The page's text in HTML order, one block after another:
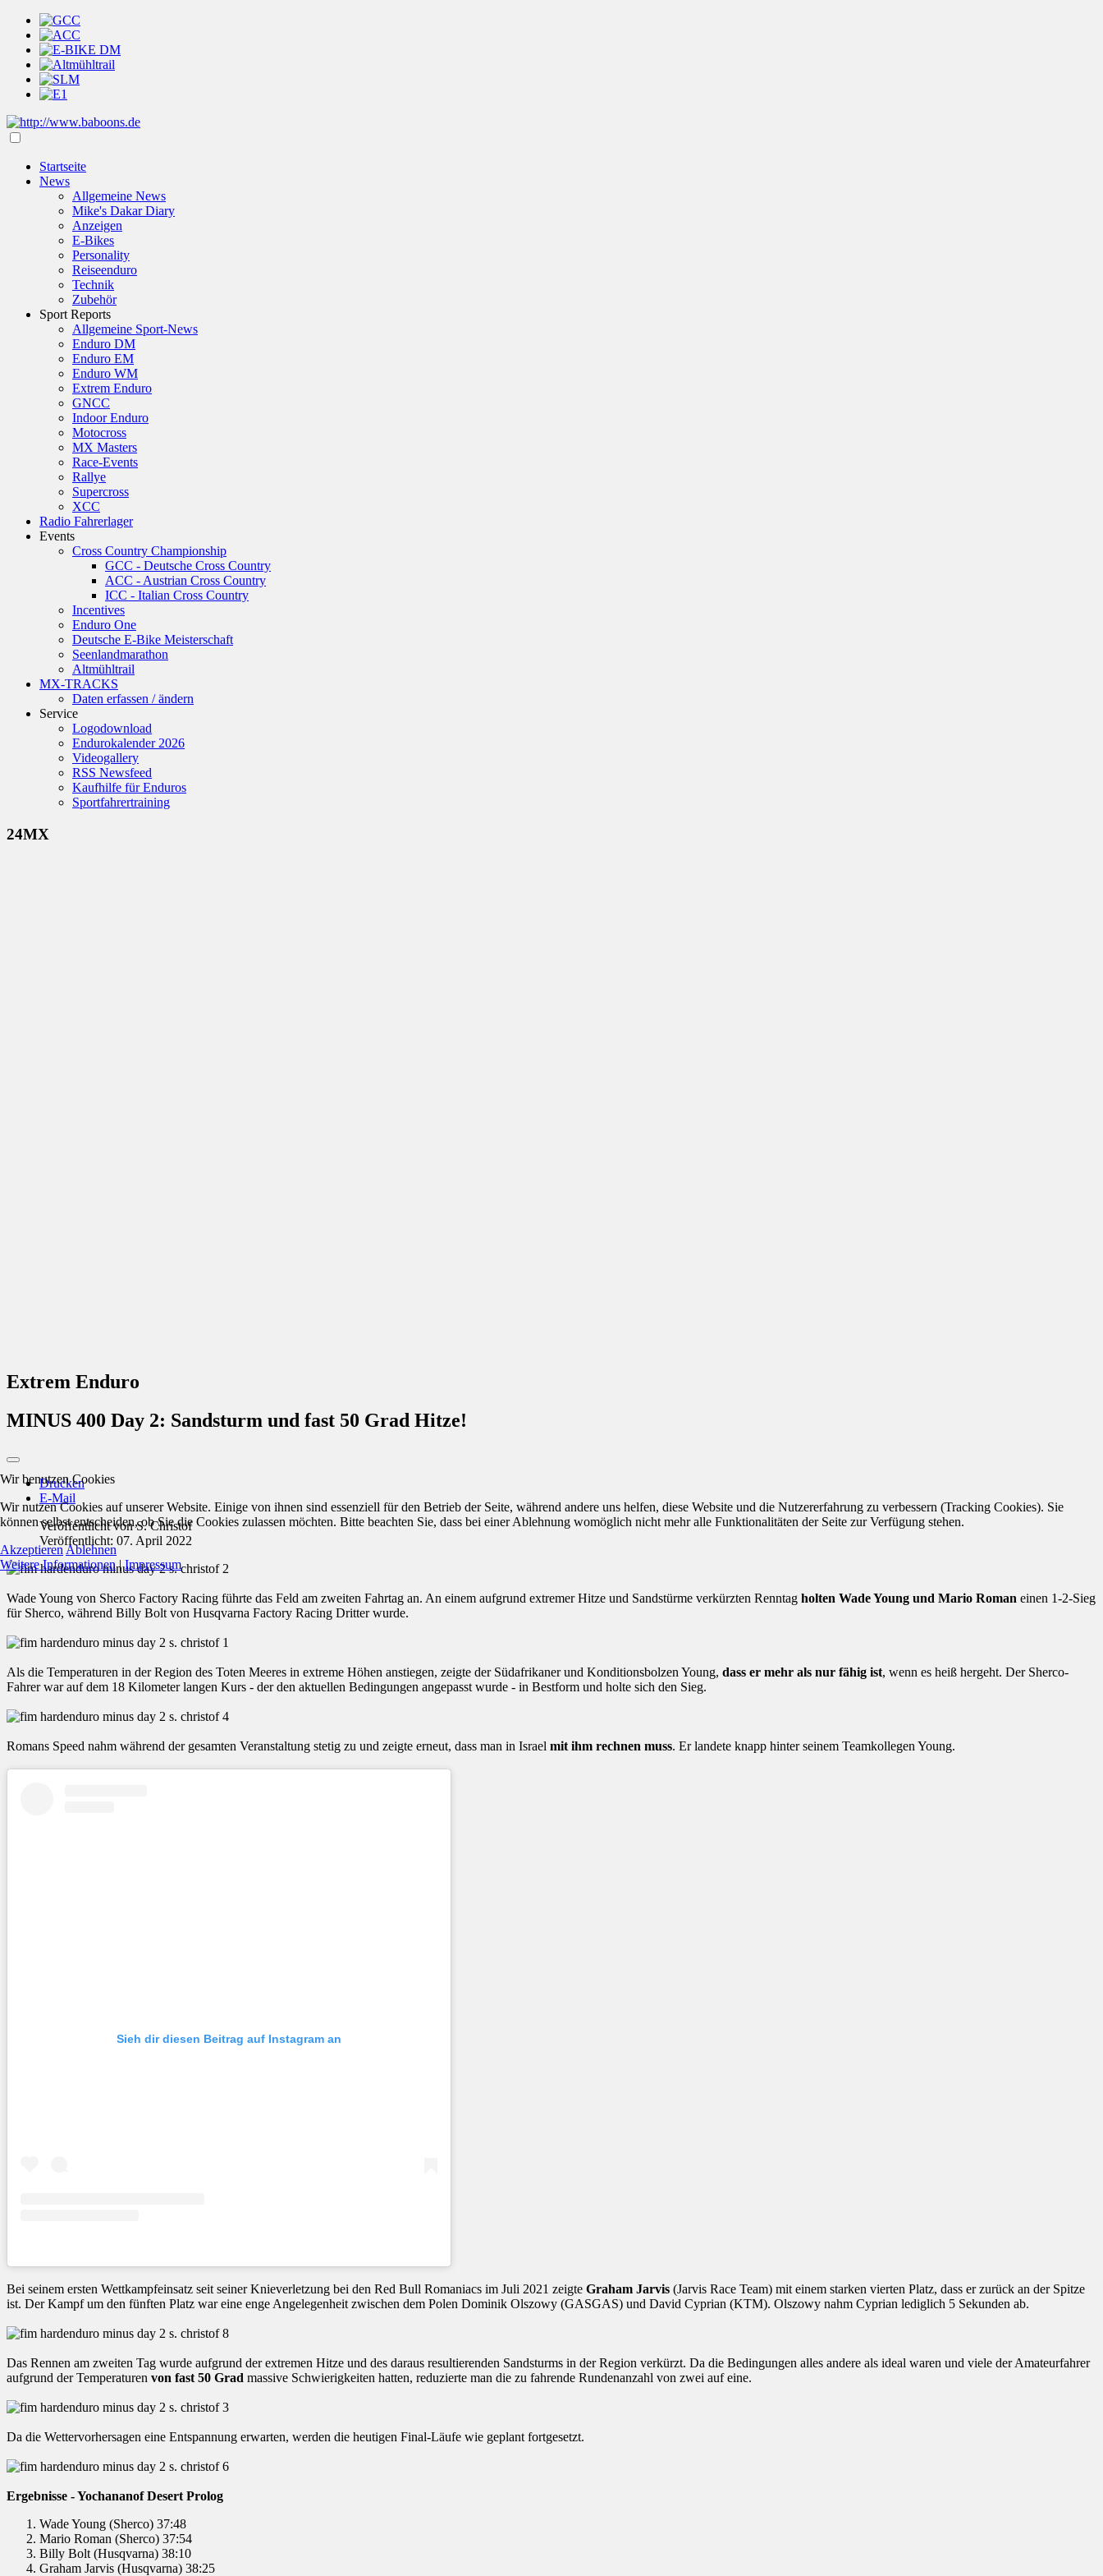
Startseite
News
Allgemeine News
Mike's Dakar Diary
Anzeigen
E-Bikes
Personality
Reiseenduro
Technik
Zubehör
Sport Reports
Allgemeine Sport-News
Enduro DM
Enduro EM
Enduro WM
Extrem Enduro
GNCC
Indoor Enduro
Motocross
MX Masters
Race-Events
Rallye
Supercross
XCC
Radio Fahrerlager
Events
Cross Country Championship
GCC - Deutsche Cross Country
ACC - Austrian Cross Country
ICC - Italian Cross Country
Incentives
Enduro One
Deutsche E-Bike Meisterschaft
Seenlandmarathon
Altmühltrail
MX-TRACKS
Daten erfassen / ändern
Service
Logodownload
Endurokalender 2026
Videogallery
RSS Newsfeed
Kaufhilfe für Enduros
Sportfahrertraining
24MX
Extrem Enduro
MINUS 400 Day 2: Sandsturm und fast 50 Grad Hitze!
Drucken
E-Mail
Veröffentlicht vonS. Christof
Veröffentlicht: 07. April 2022
Wade Young von Sherco Factory Racing führte das Feld am zweiten Fahrtag an. An einem aufgrund extremer Hitze und Sandstürme verkürzten Renntag holten Wade Young und Mario Roman einen 1-2-Sieg
für Sherco, während Billy Bolt von Husqvarna Factory Racing Dritter wurde.
Als die Temperaturen in der Region des Toten Meeres in extreme Höhen anstiegen, zeigte der Südafrikaner und Konditionsbolzen Young, dass er mehr als nur fähig ist, wenn es heiß hergeht. Der Sherco-
Fahrer war auf dem 18 Kilometer langen Kurs - der den aktuellen Bedingungen angepasst wurde - in Bestform und holte sich den Sieg.
Romans Speed nahm während der gesamten Veranstaltung stetig zu und zeigte erneut, dass man in Israel mit ihm rechnen muss. Er landete knapp hinter seinem Teamkollegen Young.
Sieh dir diesen Beitrag auf Instagram an
Bei seinem ersten Wettkampfeinsatz seit seiner Knieverletzung bei den Red Bull Romaniacs im Juli 2021 zeigte Graham Jarvis (Jarvis Race Team) mit einem starken vierten Platz, dass er zurück an der Spitze
ist. Der Kampf um den fünften Platz war eine enge Angelegenheit zwischen dem Polen Dominik Olszowy (GASGAS) und David Cyprian (KTM). Olszowy nahm Cyprian lediglich 5 Sekunden ab.
Das Rennen am zweiten Tag wurde aufgrund der extremen Hitze und des daraus resultierenden Sandsturms in der Region verkürzt. Da die Bedingungen alles andere als ideal waren und viele der Amateurfahrer
aufgrund der Temperaturen von fast 50 Grad massive Schwierigkeiten hatten, reduzierte man die zu fahrende Rundenanzahl von zwei auf eine.
Da die Wettervorhersagen eine Entspannung erwarten, werden die heutigen Final-Läufe wie geplant fortgesetzt.
Ergebnisse - Yochananof Desert Prolog
Wade Young (Sherco) 37:48
Mario Roman (Sherco) 37:54
Billy Bolt (Husqvarna) 38:10
Graham Jarvis (Husqvarna) 38:25
Wir benutzen Cookies
Wir nutzen Cookies auf unserer Website. Einige von ihnen sind essenziell für den Betrieb der Seite, während andere uns helfen, diese Website und die Nutzererfahrung zu verbessern (Tracking Cookies). Sie
können selbst entscheiden, ob Sie die Cookies zulassen möchten. Bitte beachten Sie, dass bei einer Ablehnung womöglich nicht mehr alle Funktionalitäten der Seite zur Verfügung stehen.
Akzeptieren Ablehnen
Weitere Informationen|Impressum